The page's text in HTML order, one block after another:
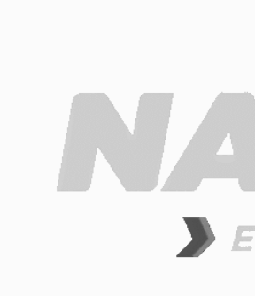
Makassar